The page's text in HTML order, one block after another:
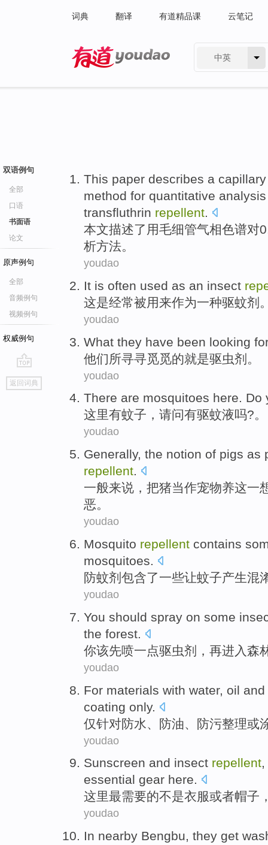
词典 翻译 有道精品课 云笔记
中英
双语例句
全部
口语
书面语
论文
原声例句
全部
音频例句
视频例句
权威例句
go
top
返回词典
This paper describes a capillary
method for quantitative analysis
transfluthrin repellent.
本文描述了 用毛细管气相色谱对
析方法。
youdao
It is often used as an insect
这是经常被用来作为一种驱蚊剂
youdao
What they have been looking
他们所寻寻觅觅的就是驱虫剂 。
youdao
There are mosquitoes here. Do
这里有蚊子 ， 请问有驱蚊液吗?。
youdao
Generally, the notion of pigs as
repellent.
一般来说 ，把猪当作宠物养这一
恶。
youdao
Mosquito repellent contains
mosquitoes.
防蚊剂 包含了一些让蚊子产生混
youdao
You should spray on some
the forest.
你该先喷一点驱虫剂 ，再进入森
youdao
For materials with water, oil and
coating only.
仅针对防水、防油 防污整理或
youdao
Sunscreen and insect repellent,
essential gear here.
这里最需要的不是衣服或者帽子
youdao
In nearby Bengbu, they get